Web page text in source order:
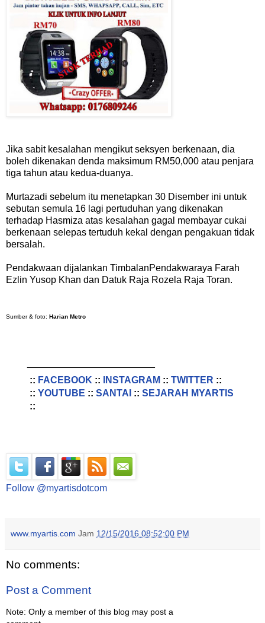
Jika sabit kesalahan mengikut seksyen berkenaan, dia
boleh dikenakan denda maksimum RM50,000 atau penjara
tiga tahun atau kedua-duanya.
Murtazadi sebelum itu menetapkan 30 Disember ini untuk
sebutan semula 16 lagi pertuduhan yang dikenakan
terhadap Hasmiza atas kesalahan gagal membayar cukai
berkenaan selepas tertuduh kekal dengan pengakuan tidak
bersalah.
Pendakwaan dijalankan TimbalanPendakwaraya Farah
Ezlin Yusop Khan dan Datuk Raja Rozela Raja Toran.
Sumber & foto: Harian Metro
:: FACEBOOK :: INSTAGRAM :: TWITTER ::
:: YOUTUBE :: SANTAI :: SEJARAH MYARTIS
::
Follow @myartisdotcom
www.myartis.com Jam 12/15/2016 08:52:00 PM
No comments:
Post a Comment
Note: Only a member of this blog may post a